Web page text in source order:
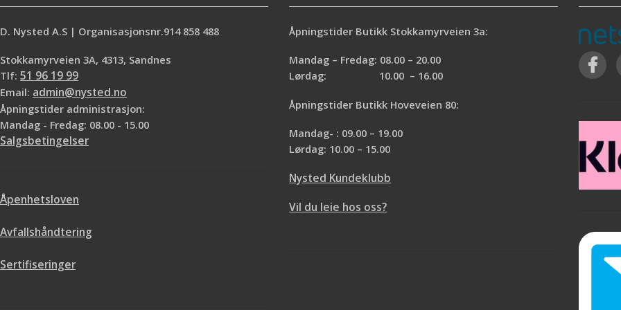
D. Nysted A.S | Organisasjonsnr.914 858 488
Stokkamyrveien 3A, 4313, Sandnes
Tlf: 51 96 19 99
Email: admin@nysted.no
Åpningstider administrasjon:
Mandag - Fredag: 08.00 - 15.00
Salgsbetingelser
Åpenhetsloven
Avfallshåndtering
Sertifiseringer
Åpningstider Butikk Stokkamyrveien 3a:
Mandag – Fredag: 08.00 – 20.00
Lørdag: 10.00 – 16.00
Åpningstider Butikk Hoveveien 80:
Mandag- : 09.00 – 19.00
Lørdag: 10.00 – 15.00
Nysted Kundeklubb
Vil du leie hos oss?